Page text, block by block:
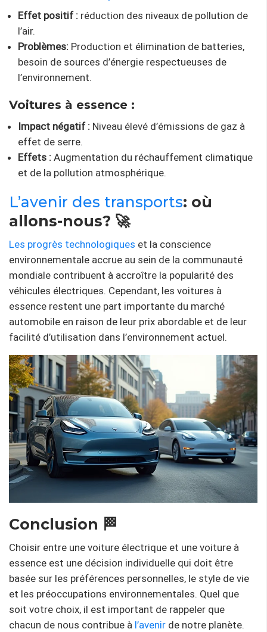
Effet positif : réduction des niveaux de pollution de
l’air.
Problèmes: Production et élimination de batteries,
besoin de sources d’énergie respectueuses de
l’environnement.
Voitures à essence :
Impact négatif : Niveau élevé d’émissions de gaz à
effet de serre.
Effets : Augmentation du réchauffement climatique
et de la pollution atmosphérique.
L’avenir des transports: où
allons-nous? 🚀
Les progrès technologiques et la conscience
environnementale accrue au sein de la communauté
mondiale contribuent à accroître la popularité des
véhicules électriques. Cependant, les voitures à
essence restent une part importante du marché
automobile en raison de leur prix abordable et de leur
facilité d’utilisation dans l’environnement actuel.
Conclusion 🏁
Choisir entre une voiture électrique et une voiture à
essence est une décision individuelle qui doit être
basée sur les préférences personnelles, le style de vie
et les préoccupations environnementales. Quel que
soit votre choix, il est important de rappeler que
chacun de nous contribue à l’avenir de notre planète.